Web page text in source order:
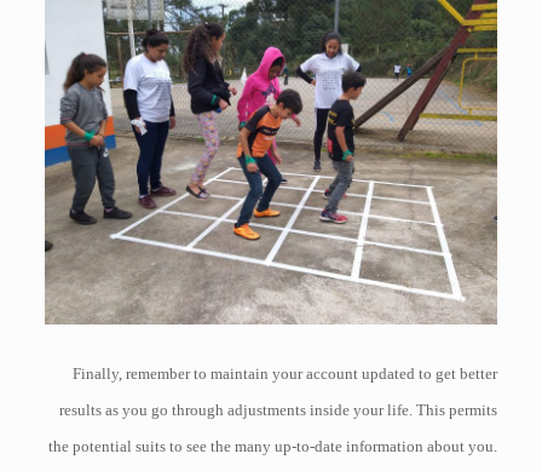
Finally, remember to maintain your account updated to get better
results as you go through adjustments inside your life. This permits
the potential suits to see the many up-to-date information about you.